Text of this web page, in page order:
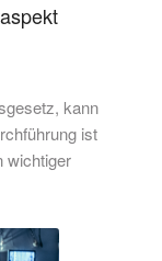
kann
ist
wichtiger